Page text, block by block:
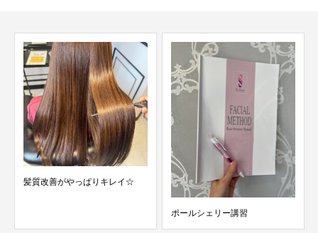
髪質改善がやっぱりキレイ☆
ポールシェリー講習